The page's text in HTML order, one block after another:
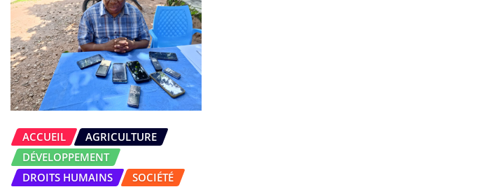
ACCUEIL
AGRICULTURE
DÉVELOPPEMENT
DROITS HUMAINS
SOCIÉTÉ